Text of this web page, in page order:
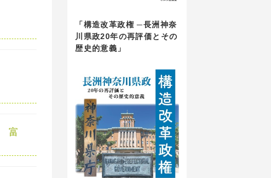
「構造改革政権 ─長洲神奈
川県政20年の再評価とその
歴史的意義」